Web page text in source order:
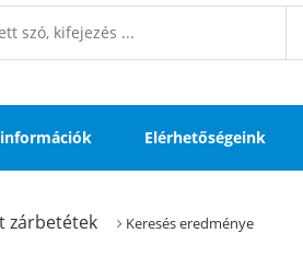
Elérhetőségeink
zárbetétek Keresés eredménye